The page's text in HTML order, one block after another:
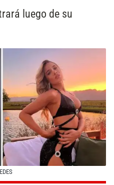
luego de su